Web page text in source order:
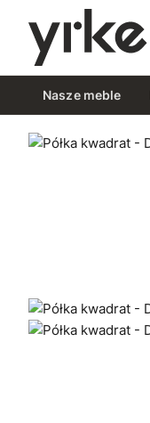
Nasze meble